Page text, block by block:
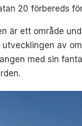
20 förbereds
är ett område
utvecklingen av
med sin